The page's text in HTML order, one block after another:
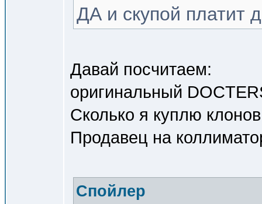
ДА и скупой платит
Давай посчитаем:
оригинальный
Сколько я куплю
Продавец на
Спойлер